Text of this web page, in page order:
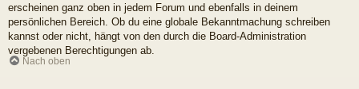
erscheinen ganz oben in jedem Forum und ebenfalls in deinem
persönlichen Bereich. Ob du eine globale Bekanntmachung schreiben
kannst oder nicht, hängt von den durch die Board-Administration
vergebenen Berechtigungen ab.
Nach oben